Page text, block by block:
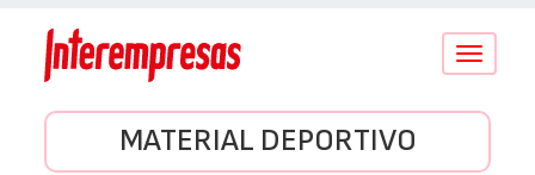
Conmutar
MATERIAL DEPORTIVO